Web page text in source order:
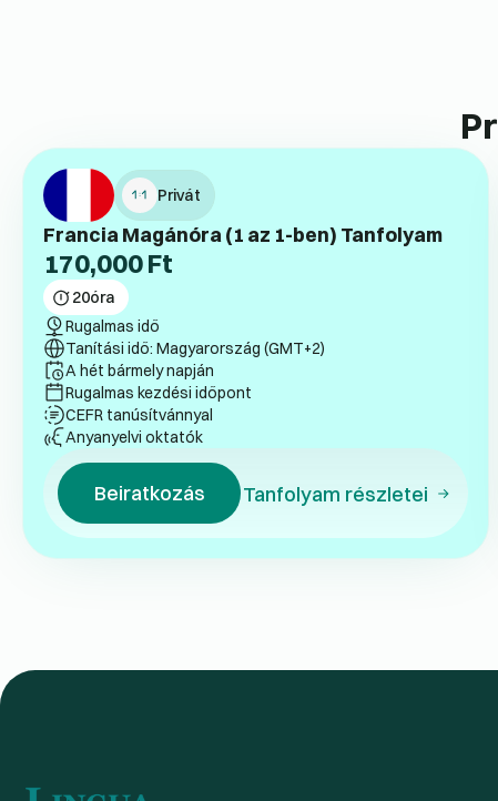
Privát
Francia Magánóra (1 az 1-ben) Tanfolyam
170,000Ft
20óra
Rugalmas idő
Tanítási idő: Magyarország (GMT+2)
A hét bármely napján
Rugalmas kezdési időpont
CEFR tanúsítvánnyal
Anyanyelvi oktatók
Beiratkozás Tanfolyam részletei